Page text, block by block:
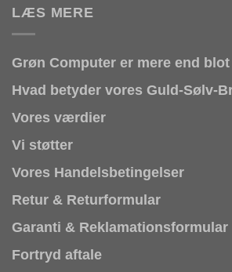
LÆS MERE
Grøn Computer er mere end
Hvad betyder vores Guld-Sølv-
Vores værdier
Vi støtter
Vores Handelsbetingelser
Retur & Returformular
Garanti & Reklamationsformular
Fortryd aftale